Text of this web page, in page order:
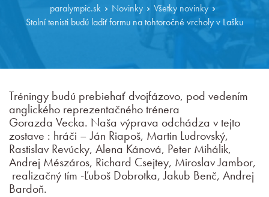
paralympic.sk Novinky
Všetky novinky
Stolní tenisti budú ladiť formu na tohtoročné vrcholy v Lašku
Tréningy budú prebiehať dvojfázovo, pod vedením
anglického reprezentačného trénera
Gorazda Vecka. Naša výprava odchádza v tejto
zostave : hráči – Ján Riapoš, Martin Ludrovský,
Rastislav Revúcky, Alena Kánová, Peter Mihálik,
Andrej Mészáros, Richard Csejtey, Miroslav Jambor,
realizačný tím -Ľuboš Dobrotka, Jakub Benč, Andrej
Bardoň.